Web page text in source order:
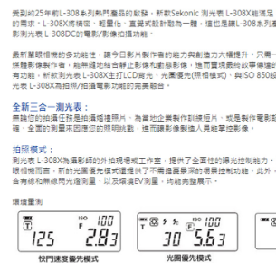
台新國際商業銀行
中國信託商
台灣樂天信用卡公司
Google Pay
全支付
全盈+PAY
AFTEE先享後付
相關說明
【關於「AFTEE先享後付」】
AFTEE先享後付是「在收到商品之後才付款」的支
便利好安心！
１．簡單：不需註冊會員、不需綁卡、不需儲值。
２．便利：只要手機號碼，簡訊認證，即可結帳。
３．安心：先確認商品／服務後，再付款。
ATM付款
運送方式
全家取貨付款